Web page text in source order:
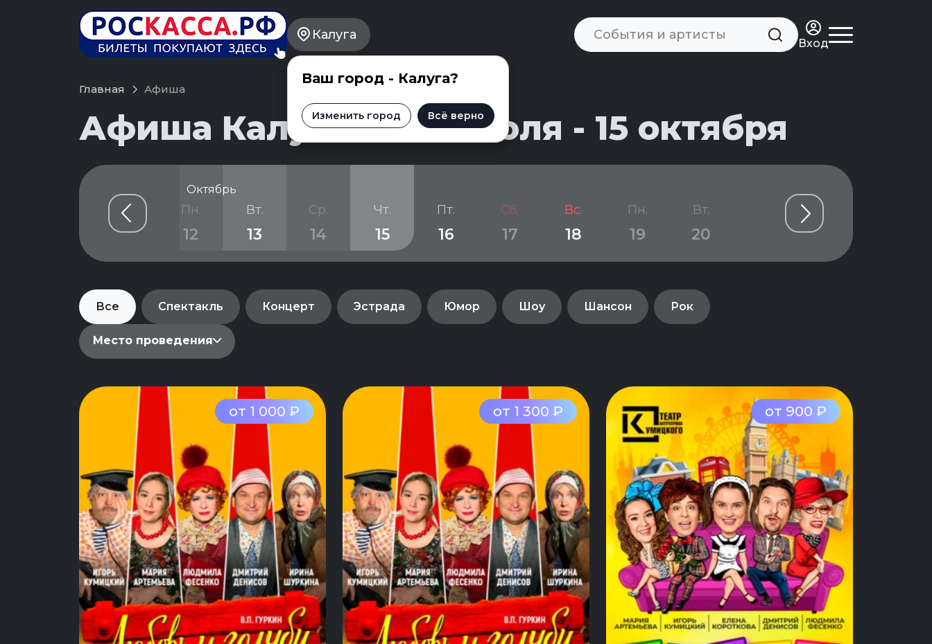
Калуга
Ваш город - Калуга?
Изменить город Всё верно
Вход
Главная Афиша
Афиша Калуги на 28 июля - 15 октября
Октябрь
Вс.
11
Пн.
12
Вт.
13
Ср.
14
Чт.
15
Пт.
16
Сб.
17
Вс.
18
Пн.
19
Вт.
20
Чт.
22
Все Спектакль Концерт Эстрада Юмор Шоу Шансон Рок
Место проведения
от 1 000 ₽ от 1 300 ₽ от 900 ₽